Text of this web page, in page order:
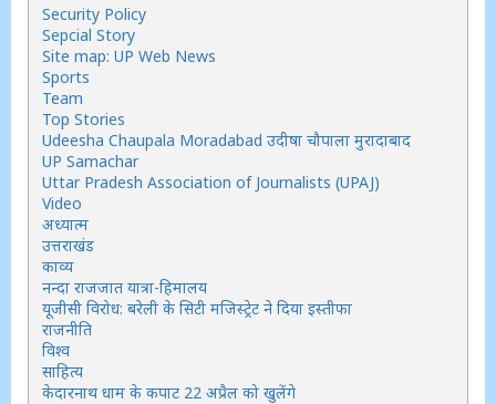
Security Policy
Sepcial Story
Site map: UP Web News
Sports
Team
Top Stories
Udeesha Chaupala Moradabad उदीषा चौपाला मुरादाबाद
UP Samachar
Uttar Pradesh Association of Journalists (UPAJ)
Video
अध्यात्म
उत्तराखंड
काव्य
नन्दा राजजात यात्रा-हिमालय
यूजीसी विरोध: बरेली के सिटी मजिस्ट्रेट ने दिया इस्तीफा
राजनीति
विश्व
साहित्य
केदारनाथ धाम के कपाट 22 अप्रैल को खुलेंगे